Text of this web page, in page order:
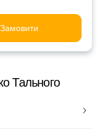
Замовити
Тального